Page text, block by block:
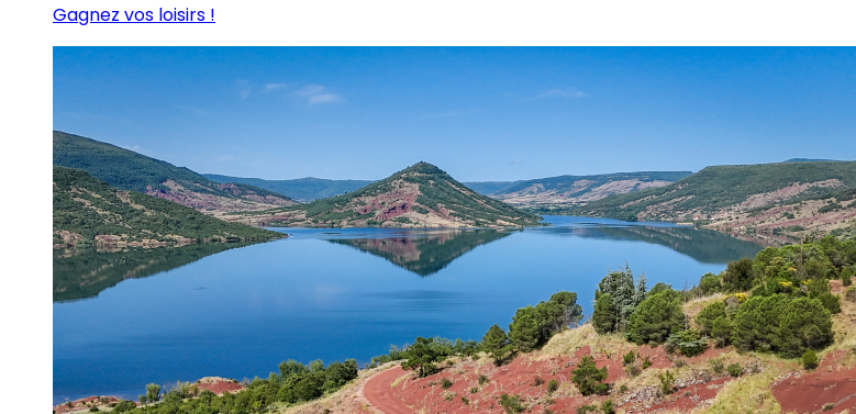
Gagnez vos loisirs !